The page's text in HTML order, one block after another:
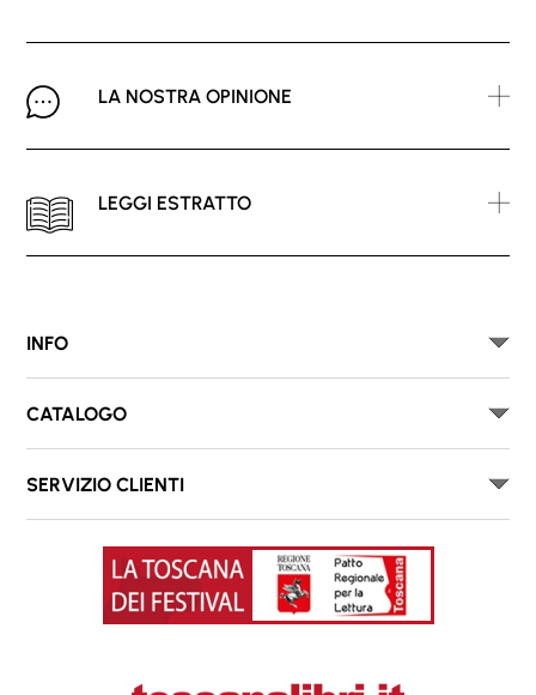
LA NOSTRA OPINIONE
LEGGI ESTRATTO
INFO
CATALOGO
SERVIZIO CLIENTI